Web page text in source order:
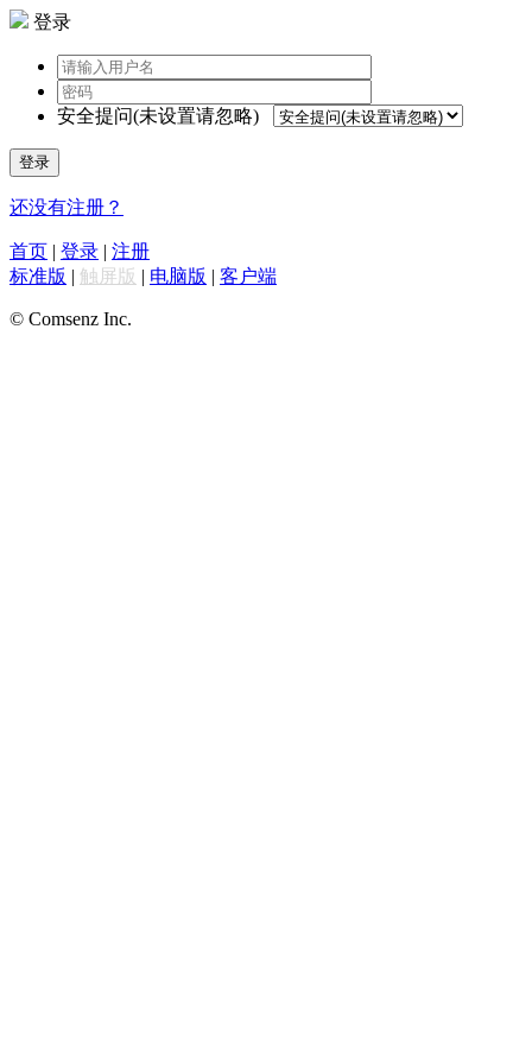
登录
安全提问(未设置请忽略)
登录
还没有注册？
首页 | 登录 | 注册
标准版 | 触屏版 | 电脑版 | 客户端
© Comsenz Inc.